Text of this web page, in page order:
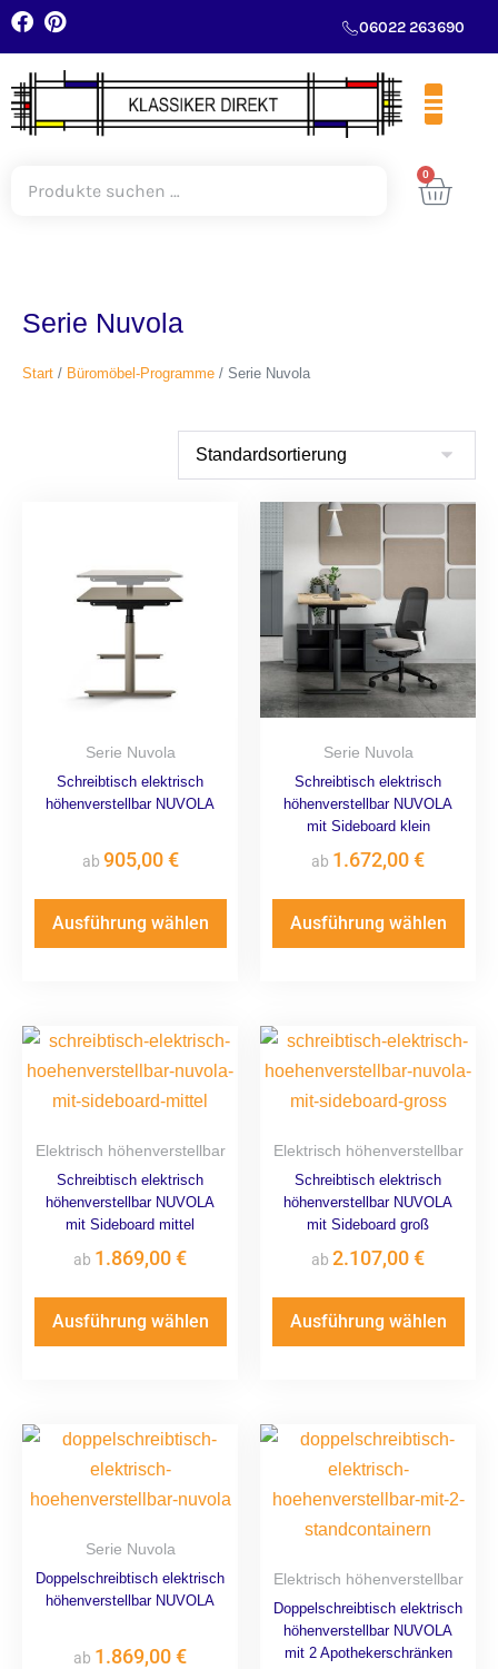
06022 263690
0
Serie Nuvola
Start / Büromöbel-Programme / Serie Nuvola
Serie Nuvola
Schreibtisch elektrisch
höhenverstellbar NUVOLA
ab 905,00€
Ausführung wählen
Serie Nuvola
Schreibtisch elektrisch
höhenverstellbar NUVOLA
mit Sideboard klein
ab 1.672,00€
Ausführung wählen
Elektrisch höhenverstellbar
Schreibtisch elektrisch
höhenverstellbar NUVOLA
mit Sideboard mittel
ab 1.869,00€
Ausführung wählen
Elektrisch höhenverstellbar
Schreibtisch elektrisch
höhenverstellbar NUVOLA
mit Sideboard groß
ab 2.107,00€
Ausführung wählen
Serie Nuvola
Doppelschreibtisch elektrisch
höhenverstellbar NUVOLA
ab 1.869,00€
Elektrisch höhenverstellbar
Doppelschreibtisch elektrisch
höhenverstellbar NUVOLA
mit 2 Apothekerschränken